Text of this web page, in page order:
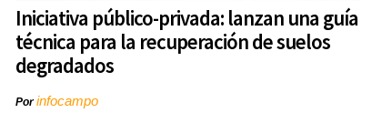
Iniciativa público-privada: lanzan una guía
técnica para la recuperación de suelos
degradados
Porinfocampo